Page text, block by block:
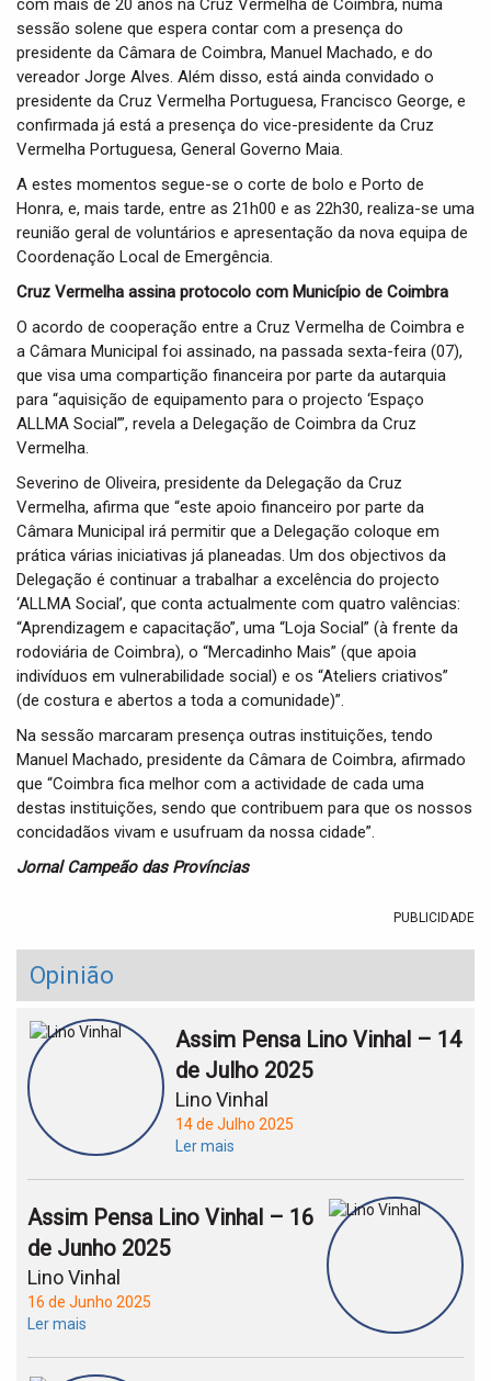
com mais de 20 anos na Cruz Vermelha de Coimbra, numa
sessão solene que espera contar com a presença do
presidente da Câmara de Coimbra, Manuel Machado, e do
vereador Jorge Alves. Além disso, está ainda convidado o
presidente da Cruz Vermelha Portuguesa, Francisco George, e
confirmada já está a presença do vice-presidente da Cruz
Vermelha Portuguesa, General Governo Maia.
A estes momentos segue-se o corte de bolo e Porto de
Honra, e, mais tarde, entre as 21h00 e as 22h30, realiza-se uma
reunião geral de voluntários e apresentação da nova equipa de
Coordenação Local de Emergência.
Cruz Vermelha assina protocolo com Município de Coimbra
O acordo de cooperação entre a Cruz Vermelha de Coimbra e
a Câmara Municipal foi assinado, na passada sexta-feira (07),
que visa uma compartição financeira por parte da autarquia
para “aquisição de equipamento para o projecto ‘Espaço
ALLMA Social’”, revela a Delegação de Coimbra da Cruz
Vermelha.
Severino de Oliveira, presidente da Delegação da Cruz
Vermelha, afirma que “este apoio financeiro por parte da
Câmara Municipal irá permitir que a Delegação coloque em
prática várias iniciativas já planeadas. Um dos objectivos da
Delegação é continuar a trabalhar a excelência do projecto
‘ALLMA Social’, que conta actualmente com quatro valências:
“Aprendizagem e capacitação”, uma “Loja Social” (à frente da
rodoviária de Coimbra), o “Mercadinho Mais” (que apoia
indivíduos em vulnerabilidade social) e os “Ateliers criativos”
(de costura e abertos a toda a comunidade)”.
Na sessão marcaram presença outras instituições, tendo
Manuel Machado, presidente da Câmara de Coimbra, afirmado
que “Coimbra fica melhor com a actividade de cada uma
destas instituições, sendo que contribuem para que os nossos
concidadãos vivam e usufruam da nossa cidade”.
Jornal Campeão das Províncias
PUBLICIDADE
Opinião
Assim Pensa Lino Vinhal – 14
de Julho 2025
Lino Vinhal
14 de Julho 2025
Ler mais
Assim Pensa Lino Vinhal – 16
de Junho 2025
Lino Vinhal
16 de Junho 2025
Ler mais